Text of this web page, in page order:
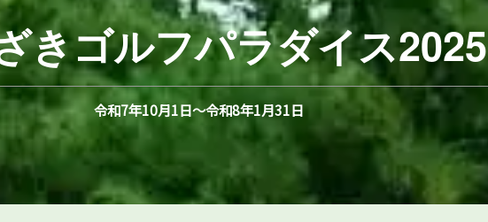
きゴルフパラダイス2025
令和7年10月1日～令和8年1月31日